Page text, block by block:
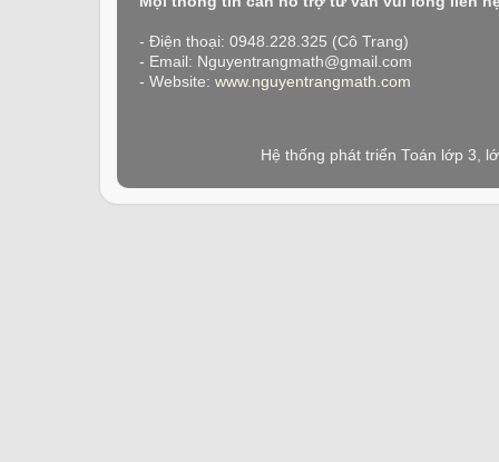
- Điện thoại: 0948.228.325 (Cô Trang)
- Email: Nguyentrangmath@gmail.com
- Website: www.nguyentrangmath.com
Hệ thống phát triển Toán lớp 3,